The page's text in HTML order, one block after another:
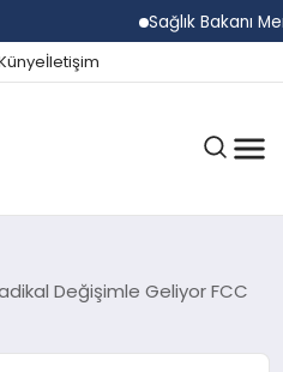
Sağlık Bakanı
İletişim
Değişimle Geliyor FCC